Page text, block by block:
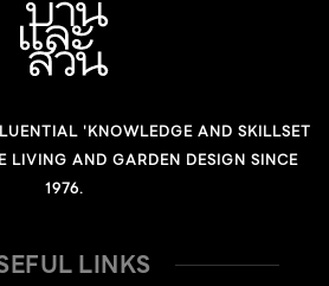
'KNOWLEDGE AND SKILLSET
LIVING AND GARDEN DESIGN SINCE
1976.
LINKS